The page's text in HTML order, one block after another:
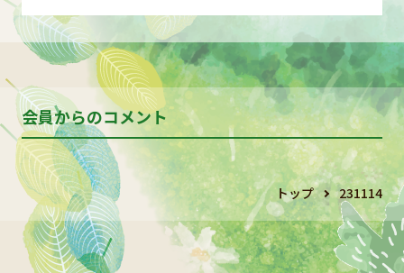
会員からのコメント
トップ 231114